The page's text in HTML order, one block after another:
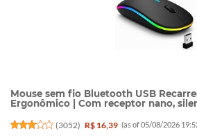
Mouse sem fio Bluetooth USB
Ergonômico | Com receptor nano,
(3052) R$ 16,39 (as of 05/08/2026